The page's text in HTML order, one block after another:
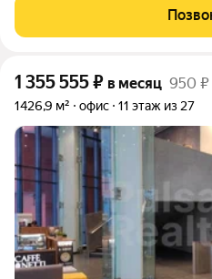
комплекс «Кристалл»
5А, Химки, Московская область
1 355 555₽ в месяц 950 ₽
1426,9 м² офис 11 этаж из 27